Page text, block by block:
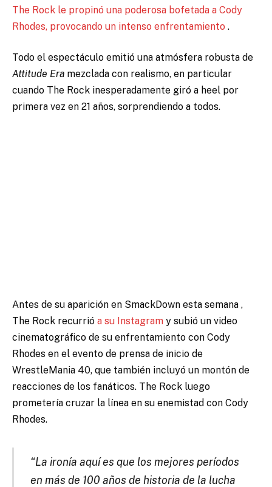
The Rock le propinó una poderosa bofetada a Cody
Rhodes, provocando un intenso enfrentamiento .
Todo el espectáculo emitió una atmósfera robusta de
Attitude Era mezclada con realismo, en particular
cuando The Rock inesperadamente giró a heel por
primera vez en 21 años, sorprendiendo a todos.
Antes de su aparición en SmackDown esta semana ,
The Rock recurrió a su Instagram y subió un video
cinematográfico de su enfrentamiento con Cody
Rhodes en el evento de prensa de inicio de
WrestleMania 40, que también incluyó un montón de
reacciones de los fanáticos. The Rock luego
prometería cruzar la línea en su enemistad con Cody
Rhodes.
“La ironía aquí es que los mejores períodos
en más de 100 años de historia de la lucha